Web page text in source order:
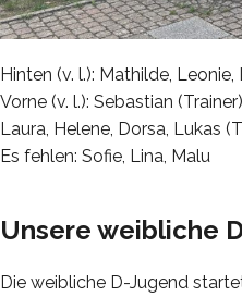
Hinten (v. l.): Mathilde, Leonie,
Vorne (v. l.): Sebastian
Laura, Helene, Dorsa, Lukas
Es fehlen: Sofie, Lina, Malu
Unsere weibliche
Die weibliche D-Jugend